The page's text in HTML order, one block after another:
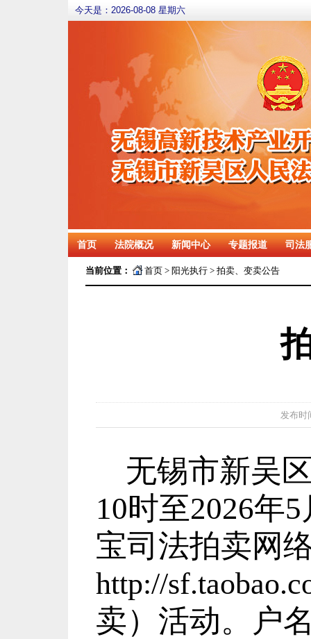
今天是： 2026-08-08 星期六
首页 法院概况 新闻中心 专题报道 司法
当前位置： 首页 > 阳光执行 > 拍卖、变卖公告
发布时
无锡市新吴
10时至2026年
宝司法拍卖网
http://
卖）活动。户